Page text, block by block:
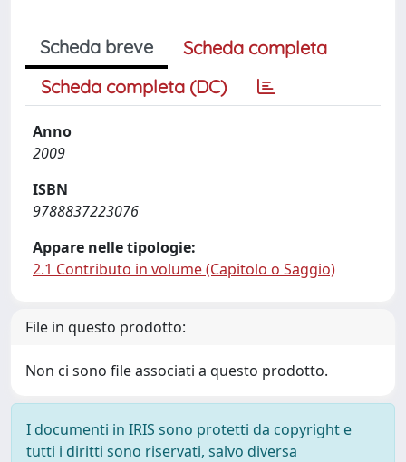
Scheda breve
Scheda completa
Scheda completa (DC)
Anno
2009
ISBN
9788837223076
Appare nelle tipologie:
2.1 Contributo in volume (Capitolo o Saggio)
File in questo prodotto:
Non ci sono file associati a questo prodotto.
I documenti in IRIS sono protetti da copyright e
tutti i diritti sono riservati, salvo diversa